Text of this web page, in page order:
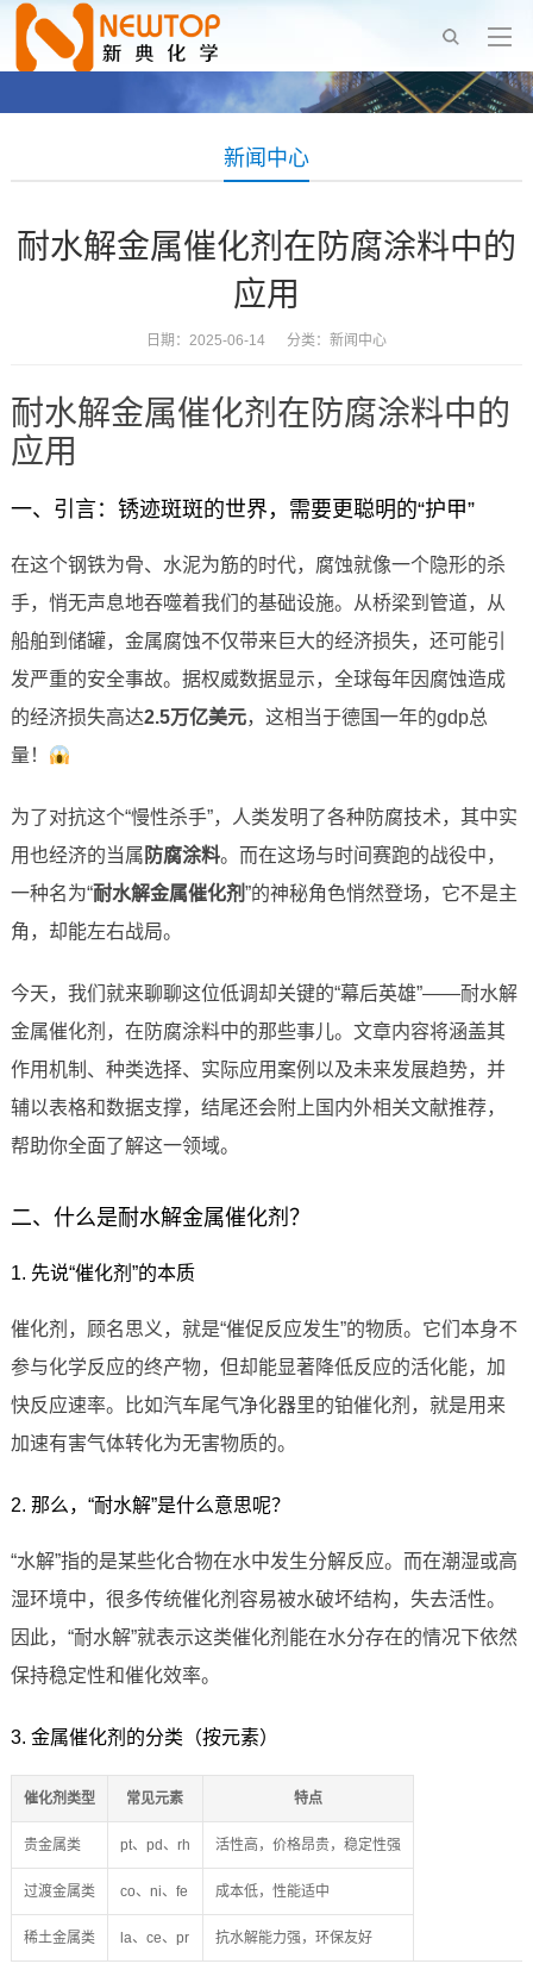
新闻中心
耐水解金属催化剂在防腐涂料中的
应用
日期：2025-06-14 分类： 新闻中心
耐水解金属催化剂在防腐涂料中的
应用
一、引言：锈迹斑斑的世界，需要更聪明的“护甲”
在这个钢铁为骨、水泥为筋的时代，腐蚀就像一个隐形的杀
手，悄无声息地吞噬着我们的基础设施。从桥梁到管道，从
船舶到储罐，金属腐蚀不仅带来巨大的经济损失，还可能引
发严重的安全事故。据权威数据显示，全球每年因腐蚀造成
的经济损失高达2.5万亿美元，这相当于德国一年的gdp总
量！
为了对抗这个“慢性杀手”，人类发明了各种防腐技术，其中实
用也经济的当属 防腐涂料。而在这场与时间赛跑的战役中，
一种名为“耐水解金属催化剂”的神秘角色悄然登场，它不是主
角，却能左右战局。
今天，我们就来聊聊这位低调却关键的“幕后英雄”——耐水解
金属催化剂，在防腐涂料中的那些事儿。文章内容将涵盖其
作用机制、种类选择、实际应用案例以及未来发展趋势，并
辅以表格和数据支撑，结尾还会附上国内外相关文献推荐，
帮助你全面了解这一领域。
二、什么是耐水解金属催化剂？
1. 先说“催化剂”的本质
催化剂，顾名思义，就是“催促反应发生”的物质。它们本身不
参与化学反应的终产物，但却能显著降低反应的活化能，加
快反应速率。比如汽车尾气净化器里的铂催化剂，就是用来
加速有害气体转化为无害物质的。
2. 那么，“耐水解”是什么意思呢？
“水解”指的是某些化合物在水中发生分解反应。而在潮湿或高
湿环境中，很多传统催化剂容易被水破坏结构，失去活性。
因此，“耐水解”就表示这类催化剂能在水分存在的情况下依然
保持稳定性和催化效率。
3. 金属催化剂的分类（按元素）
催化剂类型 常见元素 特点
贵金属类 pt、pd、rh 活性高，价格昂贵，稳定性强
过渡金属类 co、ni、fe 成本低，性能适中
稀土金属类 la、ce、pr 抗水解能力强，环保友好